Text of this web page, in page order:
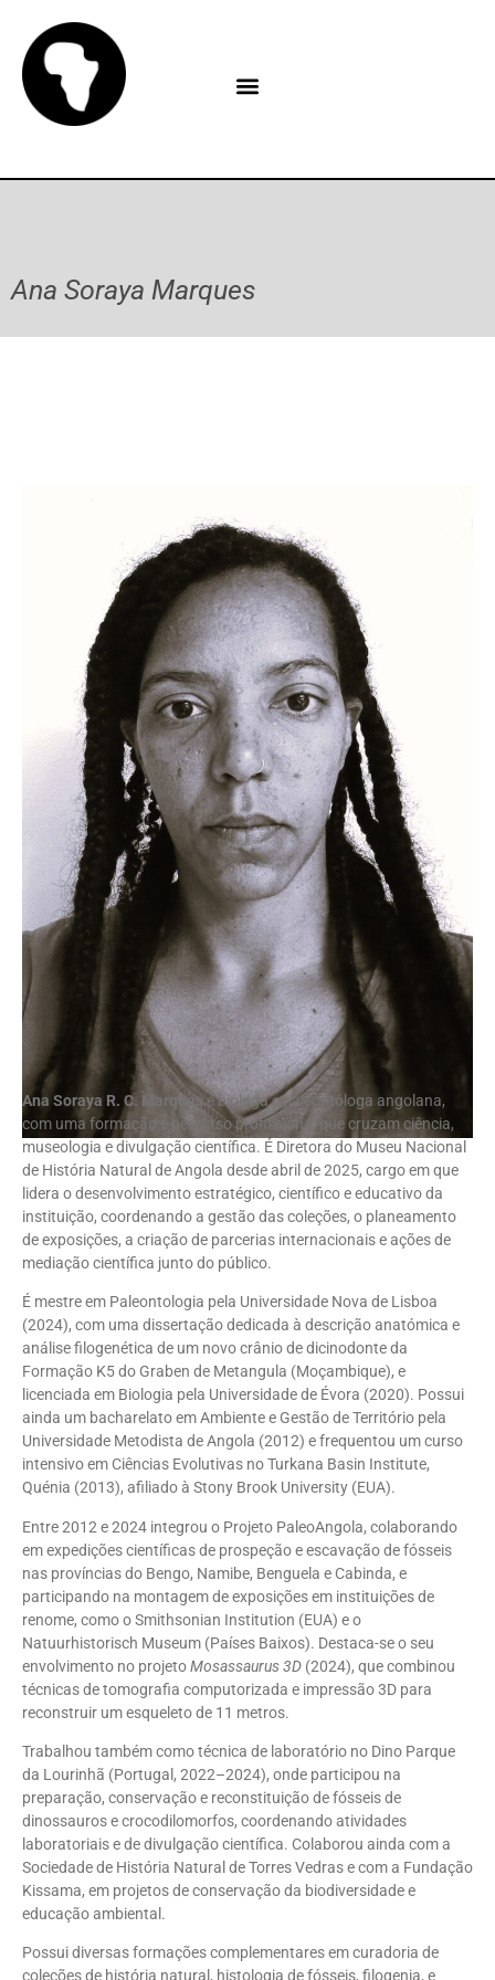
Ana Soraya Marques
Ana Soraya R. C. Marquesé bióloga e paleontóloga angolana,
com uma formação e percurso profissional que cruzam ciência,
museologia e divulgação científica. É Diretora do Museu Nacional
de História Natural de Angola desde abril de 2025, cargo em que
lidera o desenvolvimento estratégico, científico e educativo da
instituição, coordenando a gestão das coleções, o planeamento
de exposições, a criação de parcerias internacionais e ações de
mediação científica junto do público.
É mestre em Paleontologia pela Universidade Nova de Lisboa
(2024), com uma dissertação dedicada à descrição anatómica e
análise filogenética de um novo crânio de dicinodonte da
Formação K5 do Graben de Metangula (Moçambique), e
licenciada em Biologia pela Universidade de Évora (2020). Possui
ainda um bacharelato em Ambiente e Gestão de Território pela
Universidade Metodista de Angola (2012) e frequentou um curso
intensivo em Ciências Evolutivas no Turkana Basin Institute,
Quénia (2013), afiliado à Stony Brook University (EUA).
Entre 2012 e 2024 integrou o Projeto PaleoAngola, colaborando
em expedições científicas de prospeção e escavação de fósseis
nas províncias do Bengo, Namibe, Benguela e Cabinda, e
participando na montagem de exposições em instituições de
renome, como o Smithsonian Institution (EUA) e o
Natuurhistorisch Museum (Países Baixos). Destaca-se o seu
envolvimento no projetoMosassaurus 3D (2024), que combinou
técnicas de tomografia computorizada e impressão 3D para
reconstruir um esqueleto de 11 metros.
Trabalhou também como técnica de laboratório no Dino Parque
da Lourinhã (Portugal, 2022–2024), onde participou na
preparação, conservação e reconstituição de fósseis de
dinossauros e crocodilomorfos, coordenando atividades
laboratoriais e de divulgação científica. Colaborou ainda com a
Sociedade de História Natural de Torres Vedras e com a Fundação
Kissama, em projetos de conservação da biodiversidade e
educação ambiental.
Possui diversas formações complementares em curadoria de
coleções de história natural, histologia de fósseis, filogenia, e